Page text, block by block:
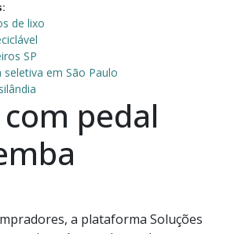
de lixo
SP
em São Paulo
pedal
a plataforma Soluções